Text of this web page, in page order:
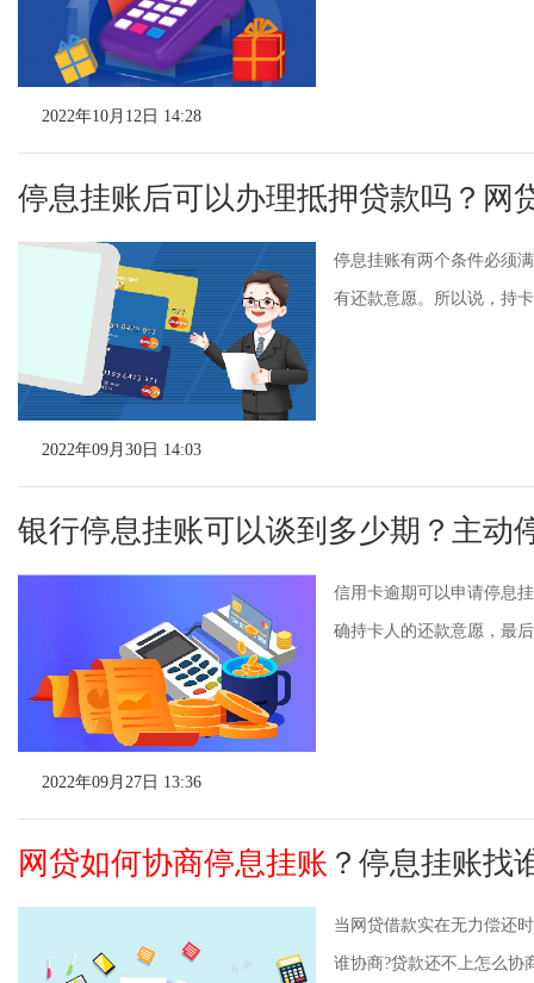
2022年10月12日 14:28
停息挂账后可以办理抵押贷款吗？网
停息挂账有两个条件必须
有还款意愿。所以说，持
2022年09月30日 14:03
银行停息挂账可以谈到多少期？主动
信用卡逾期可以申请停息
确持卡人的还款意愿，最
2022年09月27日 13:36
网贷如何协商停息挂账 ？停息挂账找
当网贷借款实在无力偿还
谁协商?贷款还不上怎么协